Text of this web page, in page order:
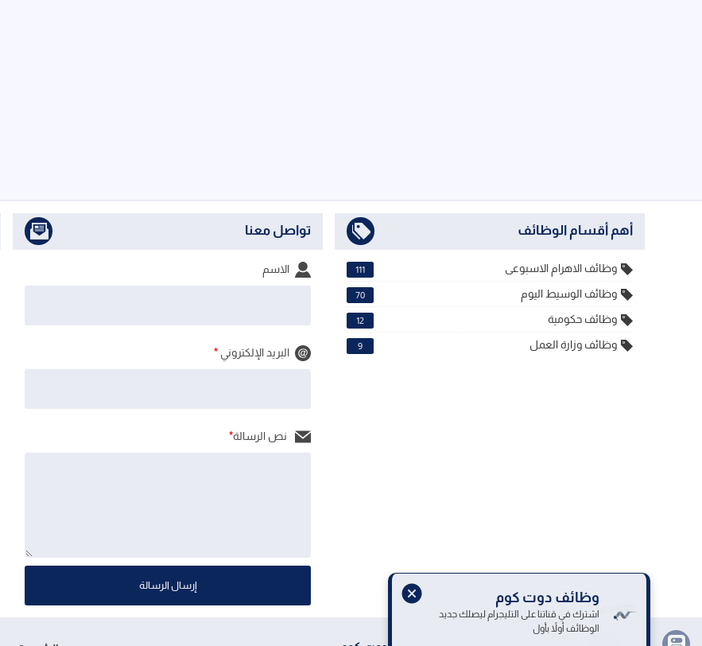
وظائف دوت كوم
اشترك في قناتنا على التليجرام ليصلك جديد
الوظائف أولاً بأول
أهم أقسام الوظائف
وظائف الاهرام الاسبوعى 111
وظائف الوسيط اليوم 70
وظائف حكومية 12
وظائف وزارة العمل 9
تواصل معنا
الاسم
البريد الإلكتروني *
نص الرسالة*
إرسال الرسالة